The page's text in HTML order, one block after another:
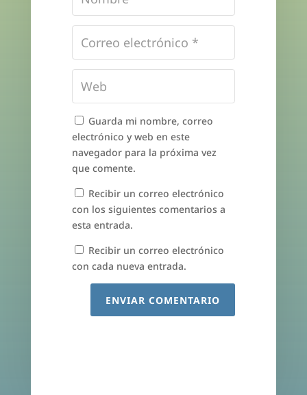
Guarda mi nombre, correo
electrónico y web en este
navegador para la próxima vez
que comente.
Recibir un correo electrónico
con los siguientes comentarios a
esta entrada.
Recibir un correo electrónico
con cada nueva entrada.
ENVIAR COMENTARIO